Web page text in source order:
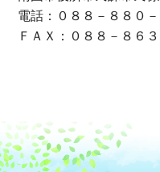
電話：０８８－８８０
ＦＡＸ：０８８－８６